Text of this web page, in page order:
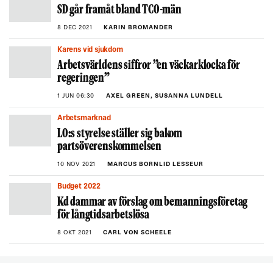
SD går framåt bland TCO-män
8 DEC 2021 KARIN BROMANDER
Karens vid sjukdom
Arbetsvärldens siffror ”en väckarklocka för
regeringen”
1 JUN 06:30 AXEL GREEN, SUSANNA LUNDELL
Arbetsmarknad
LO:s styrelse ställer sig bakom
partsöverenskommelsen
10 NOV 2021 MARCUS BORNLID LESSEUR
Budget 2022
Kd dammar av förslag om bemanningsföretag
för långtidsarbetslösa
8 OKT 2021 CARL VON SCHEELE